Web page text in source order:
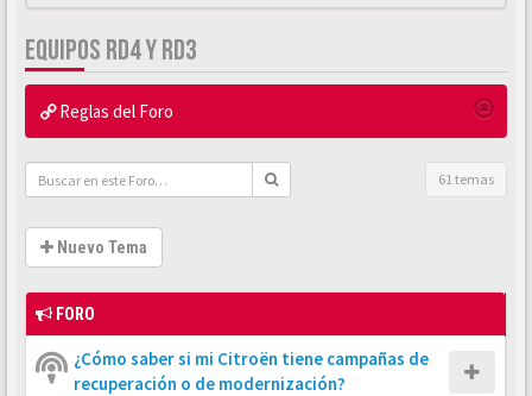
EQUIPOS RD4 Y RD3
Reglas del Foro
61 temas
Nuevo Tema
FORO
¿Cómo saber si mi Citroën tiene campañas de
recuperación o de modernización?